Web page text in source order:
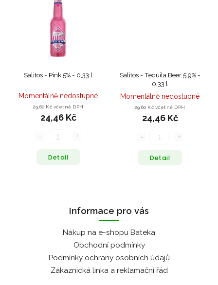
Salitos - Pink 5% - 0,33 l
Momentálně nedostupné
29,60 Kč včetně DPH
24,46 Kč
Detail
Salitos - Tequila Beer 5,9% -
0,33 l
Momentálně nedostupné
29,60 Kč včetně DPH
24,46 Kč
Detail
Informace pro vás
Nákup na e-shopu Bateka
Obchodní podmínky
Podmínky ochrany osobních údajů
Zákaznická linka a reklamační řád